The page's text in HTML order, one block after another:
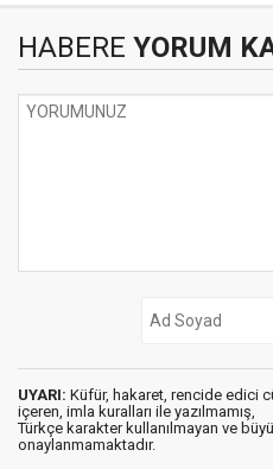
HABERE YORUM
UYARI: Küfür, hakaret, rencide edici
içeren, imla kuralları ile yazılmamış,
Türkçe karakter kullanılmayan ve
onaylanmamaktadır.